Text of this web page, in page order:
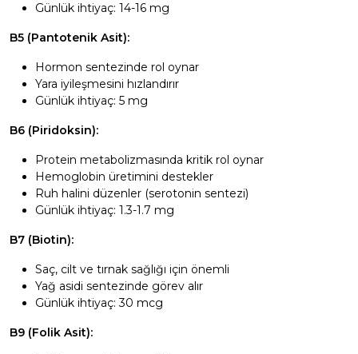
Günlük ihtiyaç: 14-16 mg
B5 (Pantotenik Asit):
Hormon sentezinde rol oynar
Yara iyileşmesini hızlandırır
Günlük ihtiyaç: 5 mg
B6 (Piridoksin):
Protein metabolizmasında kritik rol oynar
Hemoglobin üretimini destekler
Ruh halini düzenler (serotonin sentezi)
Günlük ihtiyaç: 1.3-1.7 mg
B7 (Biotin):
Saç, cilt ve tırnak sağlığı için önemli
Yağ asidi sentezinde görev alır
Günlük ihtiyaç: 30 mcg
B9 (Folik Asit):